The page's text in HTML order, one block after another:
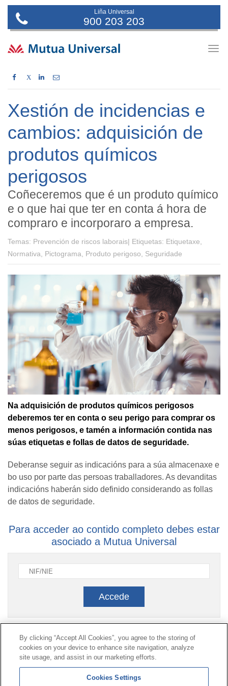
Liña Universal
900 203 203
X
Xestión de incidencias e
cambios: adquisición de
produtos químicos
perigosos
Coñeceremos que é un produto químico
e o que hai que ter en conta á hora de
compraro e incorporaro a empresa.
Temas: Prevención de riscos laborais| Etiquetas: Etiquetaxe,
Normativa, Pictograma, Produto perigoso, Seguridade
Na adquisición de produtos químicos perigosos
deberemos ter en conta o seu perigo para comprar os
menos perigosos, e tamén a información contida nas
súas etiquetas e follas de datos de seguridade.
Deberanse seguir as indicacións para a súa almacenaxe e
bo uso por parte das persoas traballadores. As devanditas
indicacións haberán sido definido considerando as follas
de datos de seguridade.
Para acceder ao contido completo debes estar
asociado a Mutua Universal
Accede
Contacto|Perfil do contratante|Reclamacións
Liña Universal 900 203 203|Zona Privada Comisión de
Prestacións Especiais|Zona Privada Provedor Sanitario
By clicking “Accept All Cookies”, you agree to the storing of
cookies on your device to enhance site navigation, analyze
site usage, and assist in our marketing efforts.
Cookies Settings